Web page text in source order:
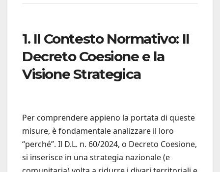
1. Il Contesto Normativo: Il
Decreto Coesione e la
Visione Strategica
Per comprendere appieno la portata di queste
misure, è fondamentale analizzare il loro
“perché”. Il D.L. n. 60/2024, o Decreto Coesione,
si inserisce in una strategia nazionale (e